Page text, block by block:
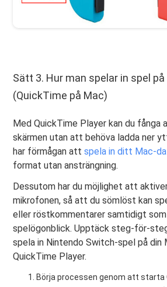
Sätt 3. Hur man spelar in spel
(QuickTime på Mac)
Med QuickTime Player kan du fånga
skärmen utan att behöva ladda ner
har förmågan attspela in ditt Mac-
format utan ansträngning.
Dessutom har du möjlighet att
mikrofonen, så att du sömlöst kan
eller röstkommentarer samtidigt som
spelögonblick. Upptäck steg-för-
spela in Nintendo Switch-spel på din
QuickTime Player.
Börja processen genom att starta